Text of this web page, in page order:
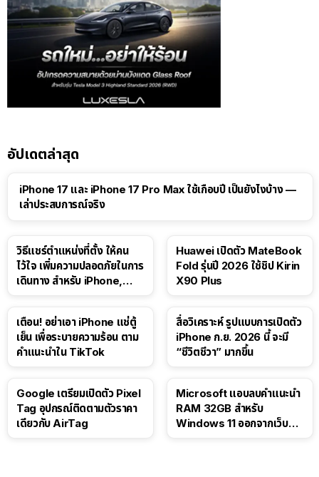
อัปเดตล่าสุด
iPhone 17 และ iPhone 17 Pro Max ใช้เกือบปี เป็นยังไงบ้าง —
เล่าประสบการณ์จริง
วิธีแชร์ตำแหน่งที่ตั้ง ให้คน
ไว้ใจ เพิ่มความปลอดภัยในการ
เดินทาง สำหรับ iPhone,
Huawei เปิดตัว MateBook
Fold รุ่นปี 2026 ใช้ชิป Kirin
X90 Plus
เตือน! อย่าเอา iPhone แช่ตู้
เย็น เพื่อระบายความร้อน ตาม
คำแนะนำใน TikTok
สื่อวิเคราะห์ รูปแบบการเปิดตัว
iPhone ก.ย. 2026 นี้ จะมี
“ชีวิตชีวา” มากขึ้น
Google เตรียมเปิดตัว Pixel
Tag อุปกรณ์ติดตามตัวราคา
เดียวกับ AirTag
Microsoft แอบลบคำแนะนำ
RAM 32GB สำหรับ
Windows 11 ออกจากเว็บตัว